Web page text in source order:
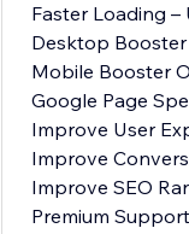
Faster Loading
Desktop
Mobile Booster
Google Page
Improve User
Improve
Improve SEO
Premium